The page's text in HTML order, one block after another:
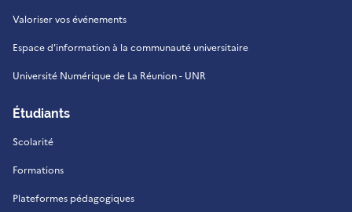
Valoriser vos événements
Espace d'information à la communauté universitaire
Université Numérique de La Réunion - UNR
Étudiants
Scolarité
Formations
Plateformes pédagogiques